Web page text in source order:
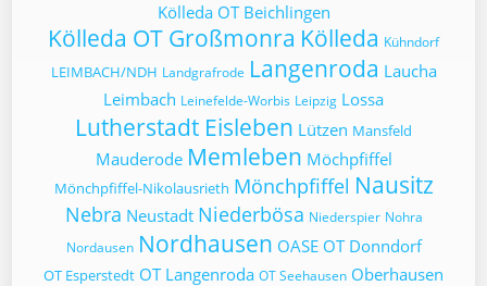
Kölleda OT Beichlingen
Kölleda OT Großmonra Kölleda Kühndorf
LEIMBACH/NDH Landgrafrode Langenroda Laucha
Leimbach Leinefelde-Worbis Leipzig Lossa
Lutherstadt Eisleben Lützen Mansfeld
Mauderode Memleben Möchpfiffel
Mönchpfiffel-Nikolausrieth Mönchpfiffel Nausitz
Nebra Neustadt Niederbösa Niederspier Nohra
Nordausen Nordhausen OASE OT Donndorf
OT Esperstedt OT Langenroda OT Seehausen Oberhausen